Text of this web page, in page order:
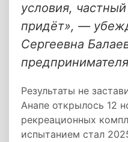
условия,
придёт», —
Сергеевна
Результаты не
Анапе открылось 12
рекреационных
испытанием стал